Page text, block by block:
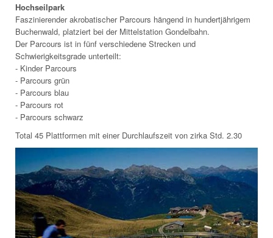
Hochseilpark
Faszinierender akrobatischer Parcours hängend in hundertjährigem
Buchenwald, platziert bei der Mittelstation Gondelbahn.
Der Parcours ist in fünf verschiedene Strecken und
Schwierigkeitsgrade unterteilt:
- Kinder Parcours
- Parcours grün
- Parcours blau
- Parcours rot
- Parcours schwarz
Total 45 Plattformen mit einer Durchlaufszeit von zirka Std. 2.30